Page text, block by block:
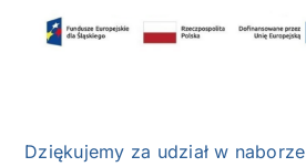
KOMITETY
Dziękujemy za udział w